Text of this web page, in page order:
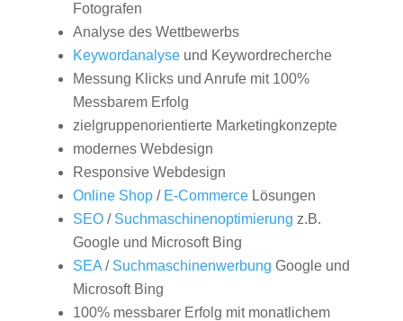
Fotografen
Analyse des Wettbewerbs
Keywordanalyseund Keywordrecherche
Messung Klicks und Anrufe mit 100%
Messbarem Erfolg
zielgruppenorientierte Marketingkonzepte
modernes Webdesign
Responsive Webdesign
Online Shop/ E-CommerceLösungen
SEO/ Suchmaschinenoptimierung z.B.
Google und Microsoft Bing
SEA/ Suchmaschinenwerbung Google und
Microsoft Bing
100% messbarer Erfolg mit monatlichem